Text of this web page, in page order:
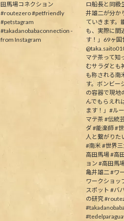
田馬場コネクション
#routezero #petfriendly
#petstagram
#takadanobabaconnection -
from Instagram
ロ船長と同級
井雄二が分か
ていきます。
も、実際に間
す！」69ヶ国
マテ茶って知
むサラダとも
も称される南
す。ボンビー
の容器で現地
んでもらえれ
ます！」#ル
マテ茶 #伝統
ダ #能楽師 #
人と繋がりた
#南米 #世界
高田馬場 #高
ョン #高田馬
亀井雄二 #ワ
ワークショッ
スポット #バ
の研究